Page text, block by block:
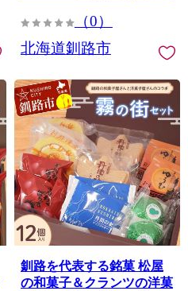
（0）
北海道釧路市
釧路を代表する銘菓 松屋
の和菓子＆クランツの洋菓